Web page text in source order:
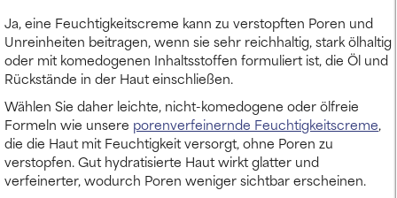
Ja, eine Feuchtigkeitscreme kann zu verstopften Poren und
Unreinheiten beitragen, wenn sie sehr reichhaltig, stark ölhaltig
oder mit komedogenen Inhaltsstoffen formuliert ist, die Öl und
Rückstände in der Haut einschließen.
Wählen Sie daher leichte, nicht-komedogene oder ölfreie
Formeln wie unsere porenverfeinernde Feuchtigkeitscreme,
die die Haut mit Feuchtigkeit versorgt, ohne Poren zu
verstopfen. Gut hydratisierte Haut wirkt glatter und
verfeinerter, wodurch Poren weniger sichtbar erscheinen.